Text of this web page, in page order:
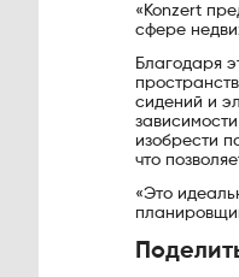
«Konzert
сфере
Благодаря
сидений и
изобрести
что
«Это